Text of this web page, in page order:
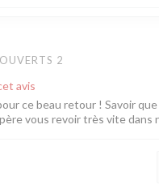
2
avis
ce beau retour ! Savoir
vous revoir très vite dans